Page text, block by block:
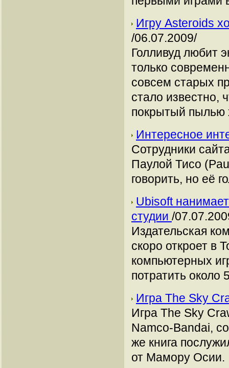
Игру Asteroids
/06.07.2009/
Голливуд любит
только
совсем старых
стало известно,
покрытый пылью
Интересное
Сотрудники
Паулой Тисо
говорить, но её
Ubisoft
студии /
Издательская
скоро откроет в
компьютерных
потратить около
Игра The Sky
Игра The Sky
Namco-Bandai,
же книга
от Мамору Осии.